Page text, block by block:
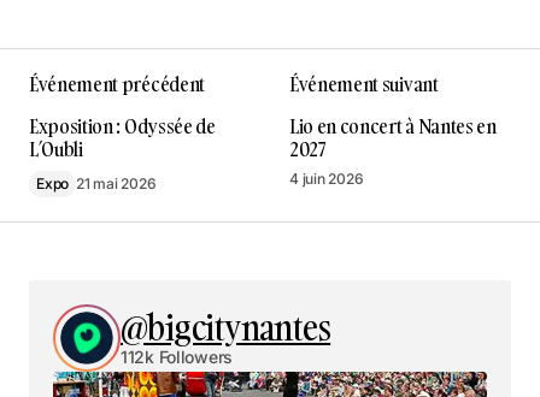
Événement précédent
Exposition : Odyssée de
L’Oubli
Expo 21 mai 2026
Événement suivant
Lio en concert à Nantes en
2027
4 juin 2026
@bigcitynantes
112k Followers